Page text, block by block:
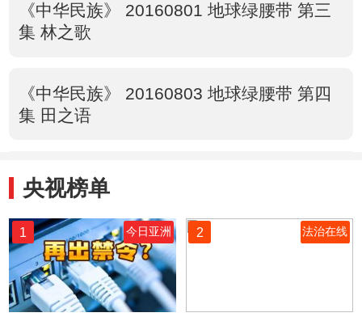
《中华民族》 20160801 地球绿腰带 第三
集 林之歌
《中华民族》 20160803 地球绿腰带 第四
集 田之语
央视榜单
1 今日亚洲 2 法治在线